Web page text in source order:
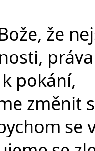
že
pokání,
změnit
se